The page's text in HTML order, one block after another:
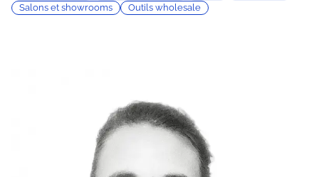
Salons et showrooms
Outils wholesale